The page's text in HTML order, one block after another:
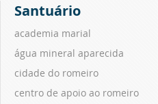
Santuário
academia marial
água mineral aparecida
cidade do romeiro
centro de apoio ao romeiro